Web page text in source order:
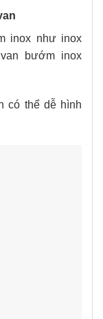
inox như inox
bướm inox
có thể dễ hình